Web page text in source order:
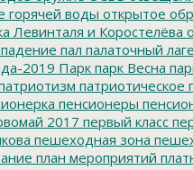
горячей воды открытое
Левинталя и Коростелёва
падение пал палаточный
2019 Парк парк Весна
патриотическое
пенсионеры
2017 первый класс
пешеходная зона
план мероприятий